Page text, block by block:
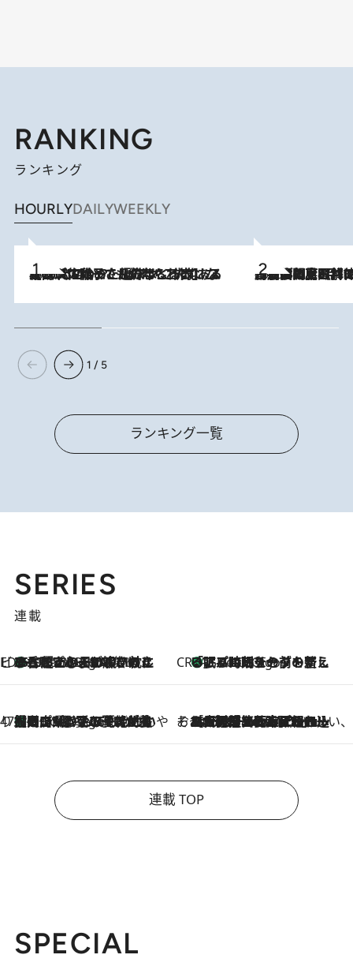
RANKING
ランキング
HOURLYDAILYWEEKLY
2026.8.5
【阿川佐和子さんの年とる力】なぜ70代で始めた趣味は“こんなに楽しい”のか？ ピアノ、俳句…スランプに陥っても続けられる“ある秘訣”とは 2026.8.8
「最後に見られてよかった」上野動物園の東園パンダ舎が解体前に特別公開。8月16日まで延長されたパネル展と共に辿る“半世紀”のパンダ飼育《解体工事の図面あり》
1 / 5
ランキング一覧
SERIES
連載
ビューティいいもの集め EDITORS' BEST
3 Hours Ago
35℃超えの日の夜、枕にひと吹き！ BAUMのルームスプレーが、ひのきの香りで心まで解きほぐす CREA'S CHOICE
3 Hours Ago
「眠る時刻をセットする」——眠りの前を整える、バルミューダの新しいアプローチ
47都道府県の手みやげ ひんやりスイーツで夏を満喫
3 Hours Ago
【岡山県】この夏絶対食べたい 冷やしておいしいおやつ3選 フルーツが主役のプリンやアイスが勢揃い そおだよおこの関西おいしい、おやつ紀行
2026.8.9
［大阪府箕面市］一皿一皿目の前で仕上げられる、料理を巧みに組み込んだアシェットデセールコース「ミチル アシェット デセール（Michiru assiette dessert）」
連載 TOP
SPECIAL